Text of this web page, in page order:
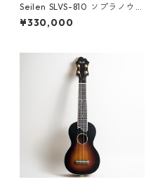
Seilen SLVS-810 ソプラノウク
レレ #2026
¥330,000